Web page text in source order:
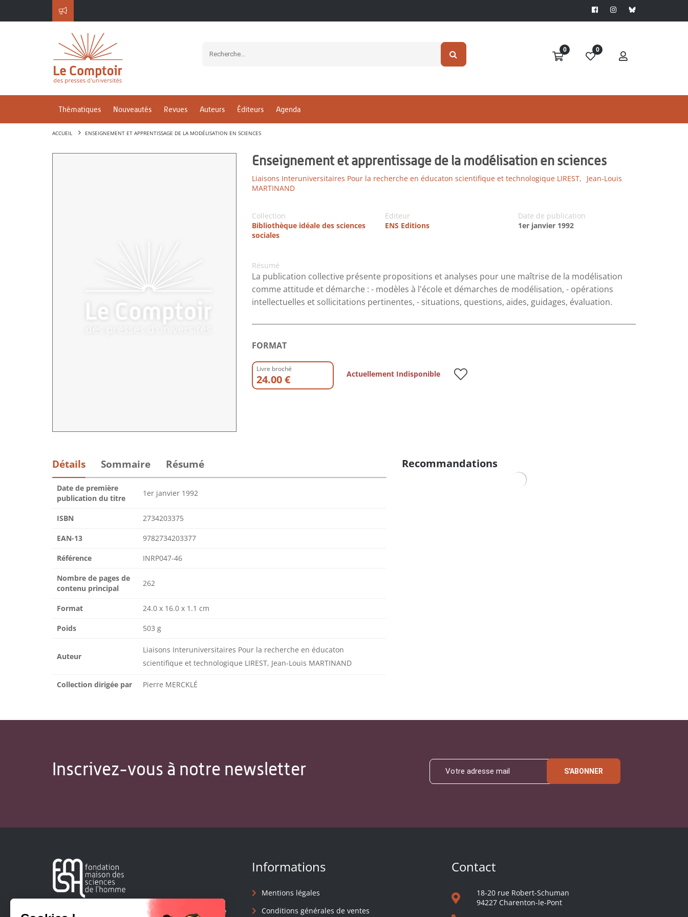
0 0
Thématiques Nouveautés Revues Auteurs Éditeurs Agenda
ACCUEIL ENSEIGNEMENT ET APPRENTISSAGE DE LA MODÉLISATION EN SCIENCES
Enseignement et apprentissage de la modélisation en sciences
Liaisons Interuniversitaires Pour la recherche en éducaton scientifique et technologique LIREST,
Jean-Louis
MARTINAND
Collection
Bibliothèque idéale des sciences
sociales
Editeur
ENS Editions
Date de publication
1er janvier 1992
Résumé
La publication collective présente propositions et analyses pour une maîtrise de la modélisation
comme attitude et démarche : - modèles à l'école et démarches de modélisation, - opérations
intellectuelles et sollicitations pertinentes, - situations, questions, aides, guidages, évaluation.
FORMAT
Livre broché
24.00 € Actuellement Indisponible
Détails Sommaire Résumé
Date de première
publication du titre
1er janvier 1992
ISBN 2734203375
EAN-13 9782734203377
Référence INRP047-46
Nombre de pages de
contenu principal
262
Format 24.0 x 16.0 x 1.1 cm
Poids 503 g
Auteur
Liaisons Interuniversitaires Pour la recherche en éducaton
scientifique et technologique LIREST, Jean-Louis MARTINAND
Collection dirigée par Pierre MERCKLÉ
Recommandations
Inscrivez-vous à notre newsletter S'ABONNER
Créée en 1963, la Fondation Maison Sciences de l'Homme
Informations
Mentions légales
Conditions générales de ventes
Contact
18-20 rue Robert-Schuman
94227 Charenton-le-Pont